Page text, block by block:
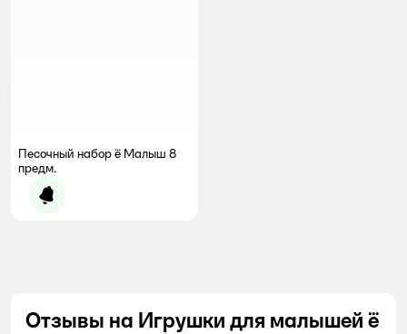
Песочный набор ё Малыш 8
предм.
Уведомить о появлении
Отзывы на Игрушки для малышей ё